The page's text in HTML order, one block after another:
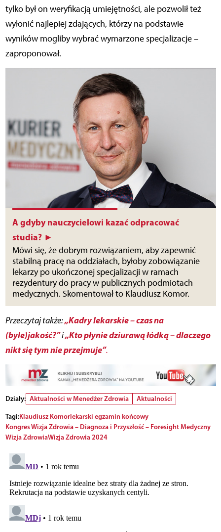
tylko był on weryfikacją umiejętności, ale pozwolił też
wyłonić najlepiej zdających, którzy na podstawie
wyników mogliby wybrać wymarzone specjalizacje –
zaproponował.
A gdyby nauczycielowi kazać odpracować
studia? ►
Mówi się, że dobrym rozwiązaniem, aby zapewnić
stabilną pracę na oddziałach, byłoby zobowiązanie
lekarzy po ukończonej specjalizacji w ramach
rezydentury do pracy w publicznych podmiotach
medycznych. Skomentował to Klaudiusz Komor.
Przeczytaj także:„Kadry lekarskie – czas na
(byle)jakość?”i„Kto płynie dziurawą łódką – dlaczego
nikt się tym nie przejmuje”.
Działy: Aktualności w Menedżer Zdrowia
Aktualności
Tagi:Klaudiusz Komorlekarski egzamin końcowy
Kongres Wizja Zdrowia – Diagnoza i Przyszłość – Foresight Medyczny
Wizja ZdrowiaWizja Zdrowia 2024